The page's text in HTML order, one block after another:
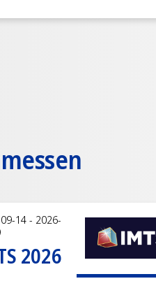
14 - 2026-
2026